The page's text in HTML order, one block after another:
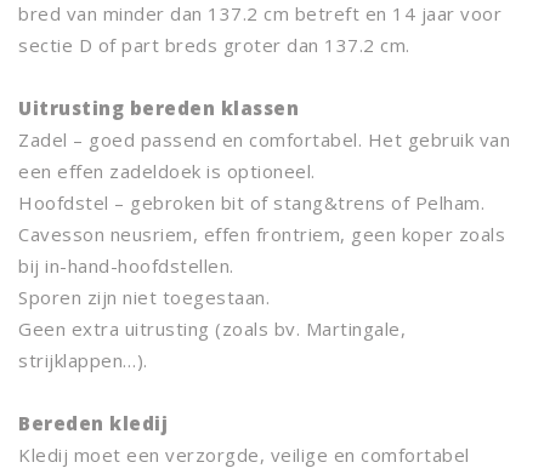
bred van minder dan 137.2 cm betreft en 14 jaar voor
sectie D of part breds groter dan 137.2 cm.
Uitrusting bereden klassen
Zadel – goed passend en comfortabel. Het gebruik van
een effen zadeldoek is optioneel.
Hoofdstel – gebroken bit of stang&trens of Pelham.
Cavesson neusriem, effen frontriem, geen koper zoals
bij in-hand-hoofdstellen.
Sporen zijn niet toegestaan.
Geen extra uitrusting (zoals bv. Martingale,
strijklappen…).
Bereden kledij
Kledij moet een verzorgde, veilige en comfortabel